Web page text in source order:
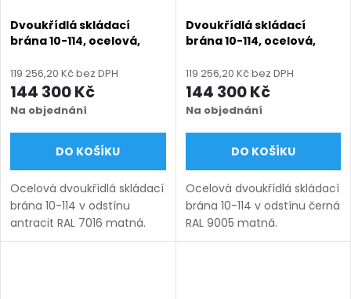
Dvoukřídlá skládací
brána 10-114, ocelová,
(šířka 1200 - 6000 mm,
výška 750 - 2000 mm),
antracit RAL 7016 matná
119 256,20 Kč bez DPH
144 300 Kč
Na objednání
DO KOŠÍKU
Ocelová dvoukřídlá skládací
brána 10-114 v odstínu
antracit RAL 7016 matná.
Bezúdržbová ocel (žárový
Dvoukřídlá skládací
brána 10-114, ocelová,
(šířka 1200 - 6000 mm,
výška 750 - 2000 mm),
černá RAL 9005 matná
119 256,20 Kč bez DPH
144 300 Kč
Na objednání
DO KOŠÍKU
Ocelová dvoukřídlá skládací
brána 10-114 v odstínu černá
RAL 9005 matná.
Bezúdržbová ocel (žárový